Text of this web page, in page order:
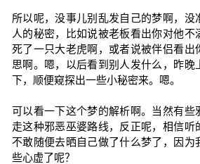
所以呢，没事儿别乱发自己的梦啊，没
人的秘密，比如说被老板看出你对他不
死了一只大老虎啊，或者说被伴侣看出
思啊。嗯，以后看到别人发什么，昨晚
下，顺便窥探出一些小秘密来。嗯。
可以看一下这个梦的解析啊。当然有些
走这种邪恶巫婆路线，反正呢，相信听
不敢随便去晒自己做了什么梦了，因为
些心虚了呢？